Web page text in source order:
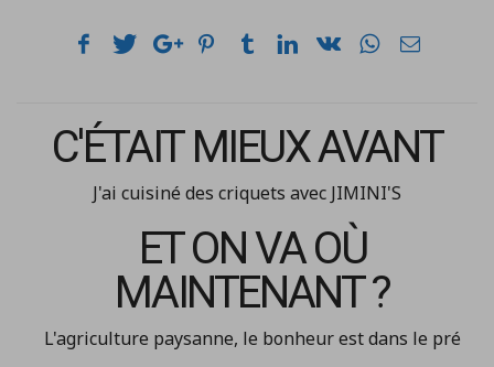
C'ÉTAIT MIEUX AVANT
J'ai cuisiné des criquets avec JIMINI'S
ET ON VA OÙ
MAINTENANT ?
L'agriculture paysanne, le bonheur est dans le pré